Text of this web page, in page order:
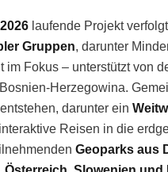
laufende Projekt
Gruppen, darunter
im Fokus – unterstützt von
Herzegowina.
darunter ein
Reisen in die
Geoparks aus